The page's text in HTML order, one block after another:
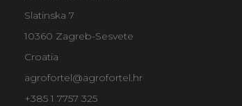
Slatinska 7
10360 Zagreb-Sesvete
Croatia
agrofortel@agrofortel.hr
+385 1 7757 325